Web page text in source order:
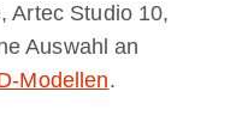
Artec Studio 10,
Auswahl an
Modellen.